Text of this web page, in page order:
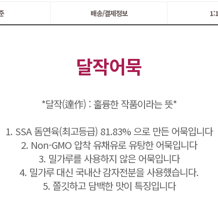
배송/결제정보
달작어묵
*달작(達作) : 훌륭한 작품이라는 뜻*
1. SSA 돔연육(최고등급) 81.83% 으로 만든 어묵입니다
2. Non-GMO 압착 유채유로 유탕한 어묵입니다
3. 밀가루를 사용하지 않은 어묵입니다
4. 밀가루 대신 국내산 감자전분을 사용했습니다.
5. 쫄깃하고 담백한 맛이 특징입니다